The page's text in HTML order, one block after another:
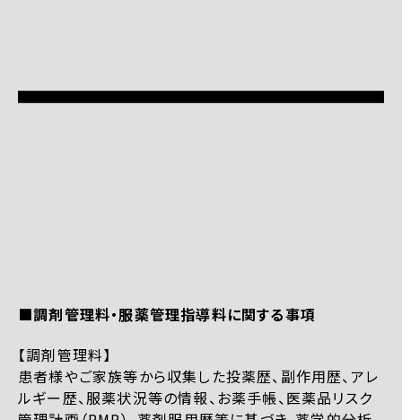
■調剤管理料・服薬管理指導料に関する事項
【調剤管理料】
患者様やご家族等から収集した投薬歴、副作用歴、アレ
ルギー歴、服薬状況等の情報、お薬手帳、医薬品リスク